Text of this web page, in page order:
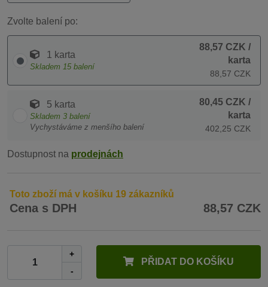
Zvolte balení po:
1 karta
Skladem 15 balení
88,57 CZK /
karta
88,57 CZK
5 karta
Skladem 3 balení
Vychystáváme z menšího balení
80,45 CZK /
karta
402,25 CZK
Dostupnost na prodejnách
Toto zboží má v košíku 19 zákazníků
Cena s DPH 88,57 CZK
+
-
PŘIDAT DO KOŠÍKU